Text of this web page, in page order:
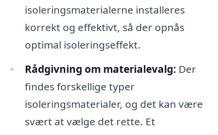
isoleringsmaterialerne installeres
korrekt og effektivt, så der opnås
optimal isoleringseffekt.
Rådgivning om materialevalg: Der
findes forskellige typer
isoleringsmaterialer, og det kan være
svært at vælge det rette. Et